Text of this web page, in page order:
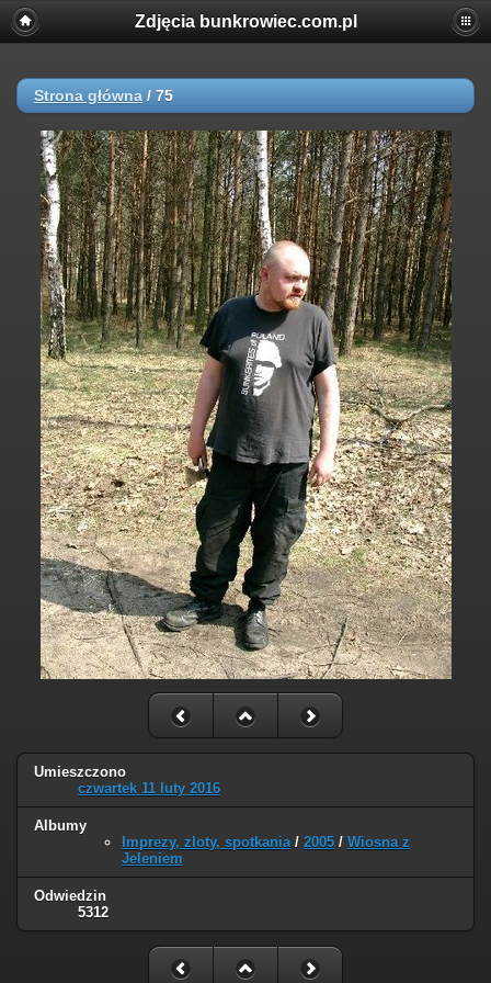
Zdjęcia bunkrowiec.com.pl
Strona główna / 75
Umieszczono
czwartek 11 luty 2016
Albumy
Imprezy, zloty, spotkania / 2005 / Wiosna z
Jeleniem
Odwiedzin
5312